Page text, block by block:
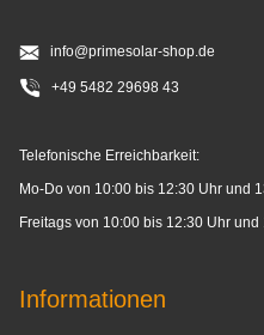
info@primesolar-shop.de
+49 5482 29698 43
Telefonische Erreichbarkeit:
Mo-Do von 10:00 bis 12:30 Uhr und
Freitags von 10:00 bis 12:30 Uhr
Informationen